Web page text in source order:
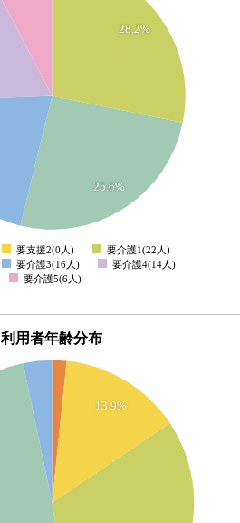
28.2%
25.6%
0
要支援2(0人)
要介護1(22人)
要介護3(16人)
要介護4(14人)
要介護5(6人)
利用者年齢分布
13.9%